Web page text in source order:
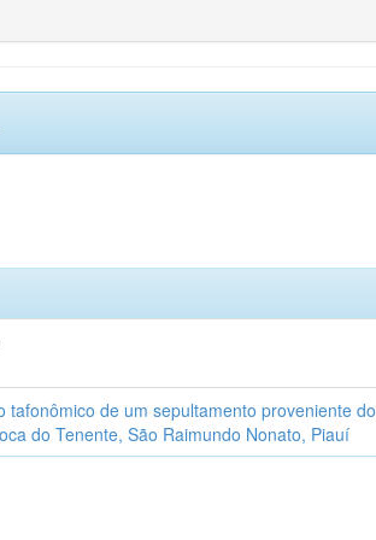
tafonômico de um sepultamento proveniente do
do Tenente, São Raimundo Nonato, Piauí